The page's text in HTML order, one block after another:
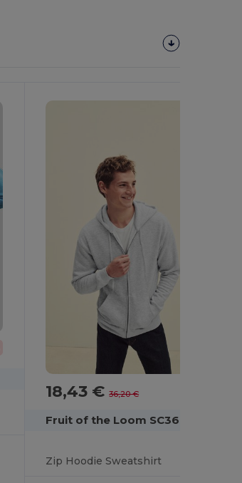
18,43 €36,20 €
Fruit of the Loom SC361C
Zip Hoodie Sweatshirt